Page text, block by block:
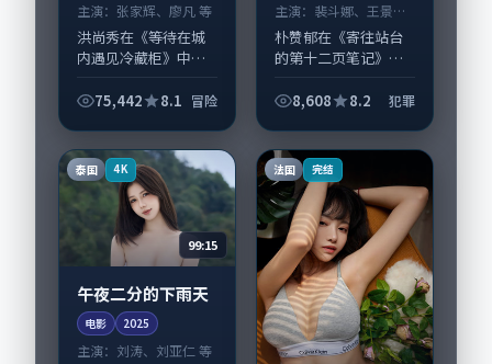
主演： 张家辉、廖凡 等
洪尚秀在《等待在城
内遇见冷藏柜》中以
险张力，张家辉、廖
主要在新加坡完成制
作协同，2025-...
75,442 8.1 冒险
主演： 裴斗娜、王景春
等
朴赞郁在《寄往站台
的第十二页笔记》中
犯罪张力，裴斗娜、
后期主要在法国完成
制作协同，2025...
8,608 8.2 犯罪
泰国 4K
99:15
午夜二分的下雨天
电影 2025
主演： 刘涛、刘亚仁 等
法国 完结